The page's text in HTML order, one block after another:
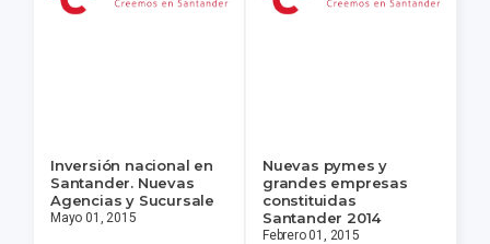
Inversión nacional en
Santander. Nuevas
Agencias y Sucursale
Mayo 01, 2015
Nuevas pymes y
grandes empresas
constituidas
Santander 2014
Febrero 01, 2015